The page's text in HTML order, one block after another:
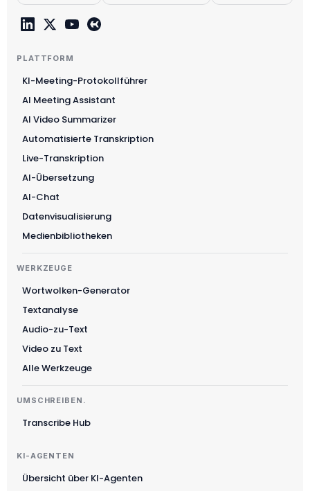
PLATTFORM
KI-Meeting-Protokollführer
AI Meeting Assistant
AI Video Summarizer
Automatisierte Transkription
Live-Transkription
AI-Übersetzung
AI-Chat
Datenvisualisierung
Medienbibliotheken
WERKZEUGE
Wortwolken-Generator
Textanalyse
Audio-zu-Text
Video zu Text
Alle Werkzeuge
UMSCHREIBEN.
Transcribe Hub
KI-AGENTEN
Übersicht über KI-Agenten